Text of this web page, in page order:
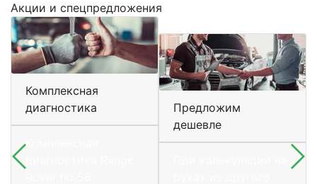
Акции и спецпредложения
Комплексная
диагностика
Комплексная
Предложим
дешевле